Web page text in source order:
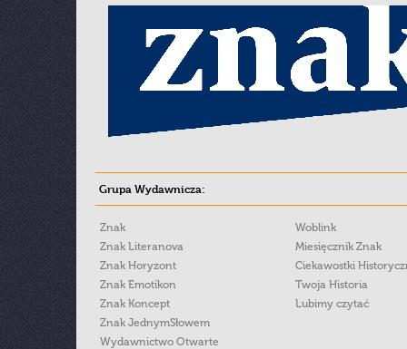
Grupa Wydawnicza:
Znak
Znak Literanova
Znak Horyzont
Znak Emotikon
Znak Koncept
Znak JednymSłowem
Wydawnictwo Otwarte
Woblink
Miesięcznik Znak
Ciekawostki
Twoja Historia
Lubimy czytać